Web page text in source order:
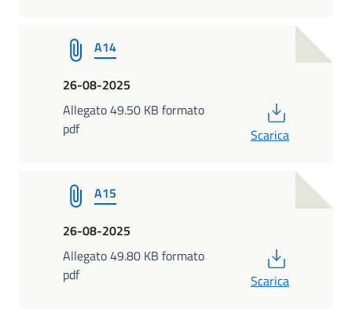
A14
26-08-2025
Allegato 49.50 KB formato
pdf
Scarica
A15
26-08-2025
Allegato 49.80 KB formato
pdf
Scarica